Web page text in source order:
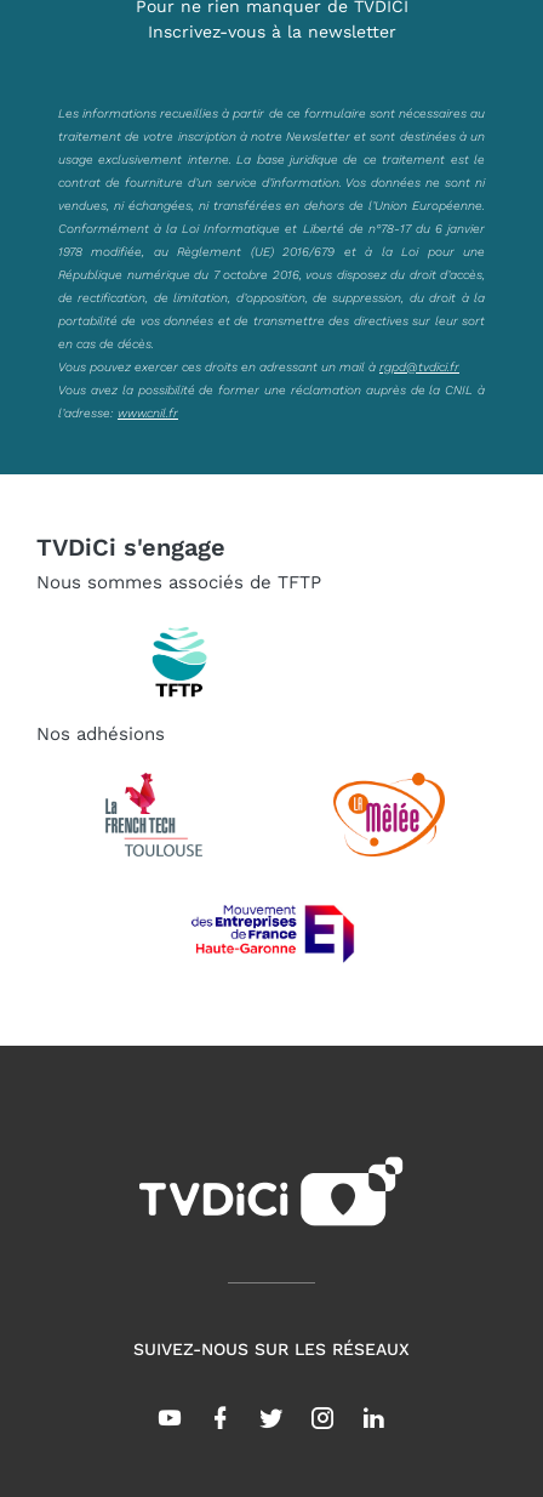
Pour ne rien manquer de TVDICI
Inscrivez-vous à la newsletter
Les informations recueillies à partir de ce formulaire sont nécessaires au
traitement de votre inscription à notre Newsletter et sont destinées à un
usage exclusivement interne. La base juridique de ce traitement est le
contrat de fourniture d’un service d’information. Vos données ne sont ni
vendues, ni échangées, ni transférées en dehors de l’Union Européenne.
Conformément à la Loi Informatique et Liberté de n°78-17 du 6 janvier
1978 modifiée, au Règlement (UE) 2016/679 et à la Loi pour une
République numérique du 7 octobre 2016, vous disposez du droit d’accès,
de rectification, de limitation, d’opposition, de suppression, du droit à la
portabilité de vos données et de transmettre des directives sur leur sort
en cas de décès.
Vous pouvez exercer ces droits en adressant un mail à rgpd@tvdici.fr
Vous avez la possibilité de former une réclamation auprès de la CNIL à
l’adresse: www.cnil.fr
TVDiCi s'engage
Nous sommes associés de TFTP
Nos adhésions
SUIVEZ-NOUS SUR LES RÉSEAUX